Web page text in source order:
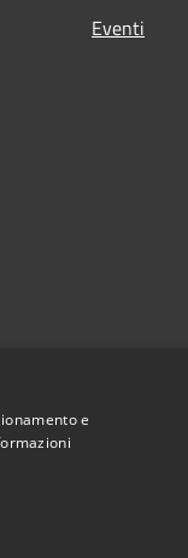
Eventi
e